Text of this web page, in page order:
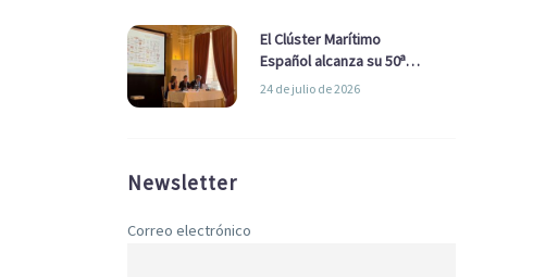
Ayuntamiento
El Clúster Marítimo
Español alcanza su 50ª
Asamblea reafirmando su
24 de julio de 2026
Newsletter
Correo electrónico